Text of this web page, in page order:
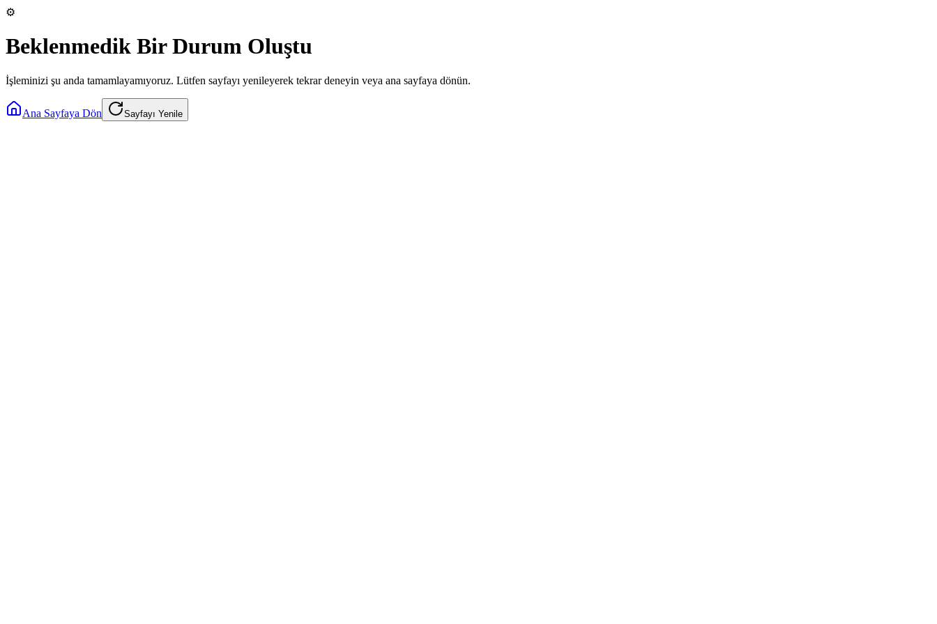
⚙️
Beklenmedik Bir Durum Oluştu
İşleminizi şu anda tamamlayamıyoruz. Lütfen sayfayı yenileyerek tekrar deneyin veya ana sayfaya dönün.
Ana Sayfaya Dön Sayfayı Yenile